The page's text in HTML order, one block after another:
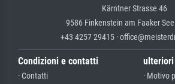
Kärntner Strasse 46
9586 Finkenstein am Faaker See
+43 4257 29415 ·
Condizioni e contatti
· Contatti
· Motivo